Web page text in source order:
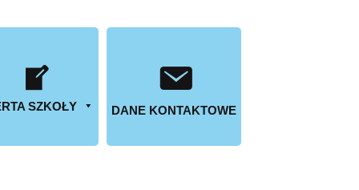
SZKOŁY DANE KONTAKTOWE